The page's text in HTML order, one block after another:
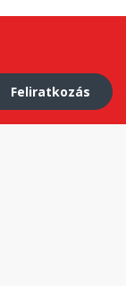
Feliratkozás